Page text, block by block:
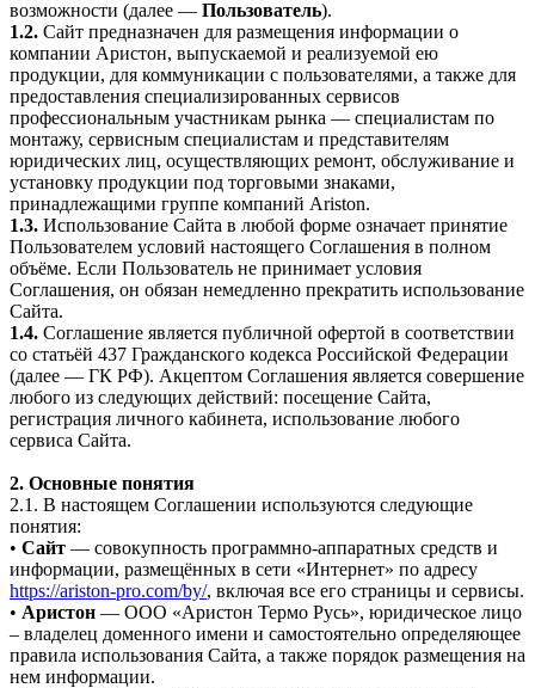
возможности (далее — Пользователь).
1.2. Сайт предназначен для размещения информации о
компании Аристон, выпускаемой и реализуемой ею
продукции, для коммуникации с пользователями, а также для
предоставления специализированных сервисов
профессиональным участникам рынка — специалистам по
монтажу, сервисным специалистам и представителям
юридических лиц, осуществляющих ремонт, обслуживание и
установку продукции под торговыми знаками,
принадлежащими группе компаний Ariston.
1.3. Использование Сайта в любой форме означает принятие
Пользователем условий настоящего Соглашения в полном
объёме. Если Пользователь не принимает условия
Соглашения, он обязан немедленно прекратить использование
Сайта.
1.4. Соглашение является публичной офертой в соответствии
со статьёй 437 Гражданского кодекса Российской Федерации
(далее — ГК РФ). Акцептом Соглашения является совершение
любого из следующих действий: посещение Сайта,
регистрация личного кабинета, использование любого
сервиса Сайта.
2. Основные понятия
2.1. В настоящем Соглашении используются следующие
понятия:
• Сайт — совокупность программно-аппаратных средств и
информации, размещённых в сети «Интернет» по адресу
https://ariston-pro.com/by/, включая все его страницы и сервисы.
• Аристон — ООО «Аристон Термо Русь», юридическое лицо
– владелец доменного имени и самостоятельно определяющее
правила использования Сайта, а также порядок размещения на
нем информации.